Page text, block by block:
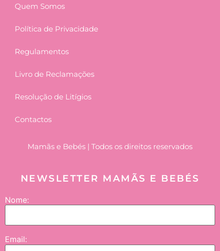
Quem Somos
Política de Privacidade
Regulamentos
Livro de Reclamações
Resolução de Litígios
Contactos
Mamãs e Bebés | Todos os direitos reservados
NEWSLETTER MAMÃS E BEBÉS
Nome:
Email: